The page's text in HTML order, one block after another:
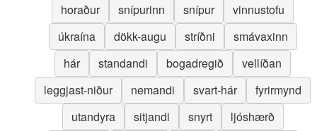
horaður
snípurinn snípur
vinnustofu
úkraína
dökk-augu stríðni
smávaxinn
hár
standandi bogadregið
vellíðan
leggjast-niður
nemandi svart-hár
fyrirmynd
utandyra
sitjandi snyrt
ljóshærð